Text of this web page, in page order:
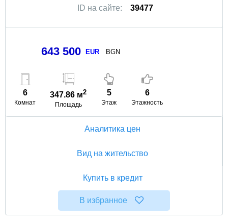
39477
ID на сайте:
643 500 EUR BGN
6
Комнат
347.86 м2
Площадь
5
Этаж
6
Этажность
Аналитика цен
Вид на жительство
Купить в кредит
В избранное